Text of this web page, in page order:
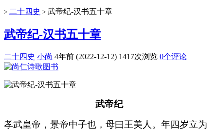
> 二十四史 > 武帝纪-汉书五十章
武帝纪-汉书五十章
二十四史 小尚 4年前 (2022-12-12) 1417次浏览 0个评论
武帝纪
孝武皇帝，景帝中子也，母曰王美人。年四岁立为